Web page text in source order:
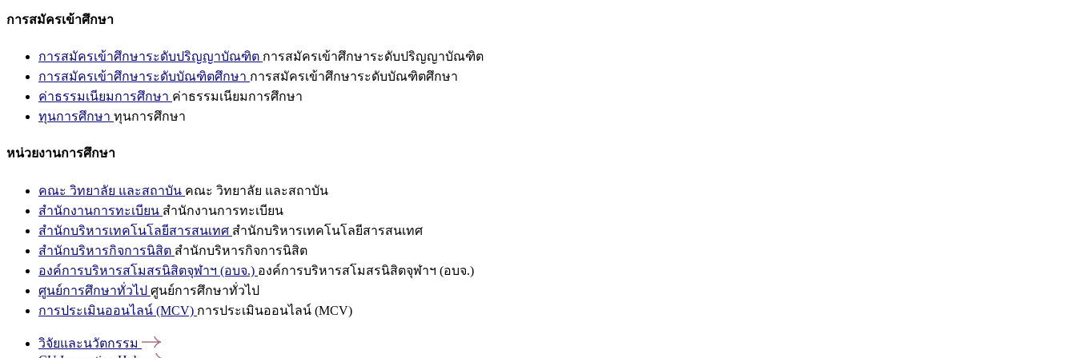
การสมัครเข้าศึกษา
การสมัครเข้าศึกษาระดับปริญญาบัณฑิต การสมัครเข้าศึกษาระดับปริญญาบัณฑิต
การสมัครเข้าศึกษาระดับบัณฑิตศึกษา การสมัครเข้าศึกษาระดับบัณฑิตศึกษา
ค่าธรรมเนียมการศึกษา ค่าธรรมเนียมการศึกษา
ทุนการศึกษา ทุนการศึกษา
หน่วยงานการศึกษา
คณะ วิทยาลัย และสถาบัน คณะ วิทยาลัย และสถาบัน
สำนักงานการทะเบียน สำนักงานการทะเบียน
สำนักบริหารเทคโนโลยีสารสนเทศ สำนักบริหารเทคโนโลยีสารสนเทศ
สำนักบริหารกิจการนิสิต สำนักบริหารกิจการนิสิต
องค์การบริหารสโมสรนิสิตจุฬาฯ (อบจ.) องค์การบริหารสโมสรนิสิตจุฬาฯ (อบจ.)
ศูนย์การศึกษาทั่วไป ศูนย์การศึกษาทั่วไป
การประเมินออนไลน์ (MCV) การประเมินออนไลน์ (MCV)
วิจัยและนวัตกรรม